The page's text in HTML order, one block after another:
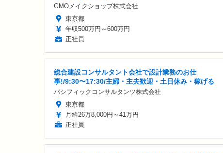
GMOメイクショップ株式会社
東京都
年収500万円～600万円
正社員
総合建設コンサルタント会社で設計業務のお仕
事!/9:30〜17:30/主婦・主夫歓迎・土日休み・稼げる
パシフィックコンサルタンツ株式会社
東京都
月給26万8,000円～41万円
正社員